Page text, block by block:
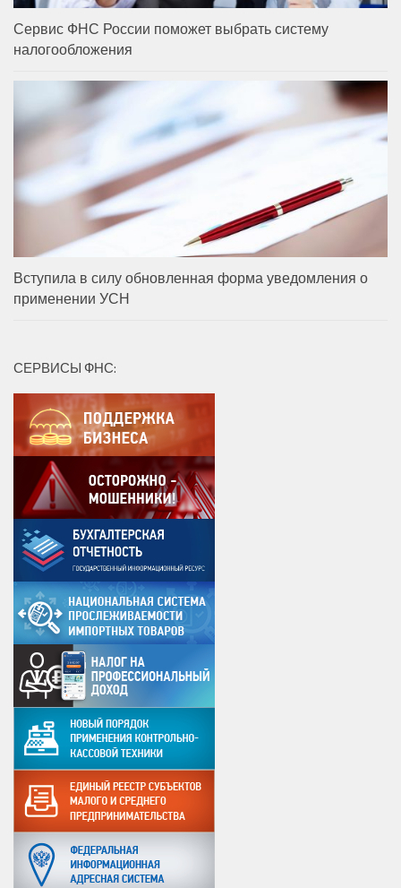
Сервис ФНС России поможет выбрать систему
налогообложения
Вступила в силу обновленная форма уведомления о
применении УСН
СЕРВИСЫ ФНС: